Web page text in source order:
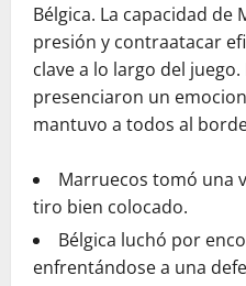
Bélgica. La capacidad
presión y contraatacar
clave a lo largo del
presenciaron un
mantuvo a todos al
Marruecos tomó una
tiro bien colocado.
Bélgica luchó por
enfrentándose a una